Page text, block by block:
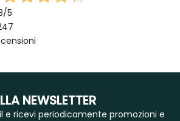
/5
NEWSLETTER
e ricevi periodicamente promozioni e